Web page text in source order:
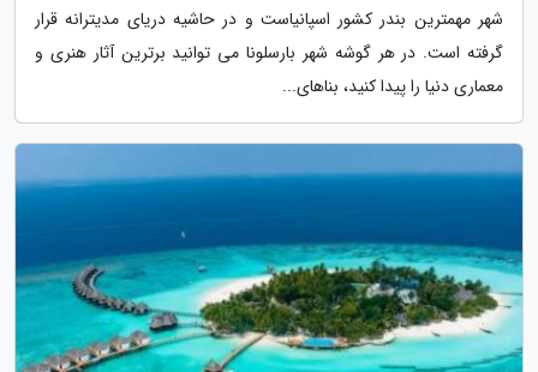
شهر مهمترین بندر کشور اسپانیاست و در حاشیه دریای مدیترانه قرار
گرفته است. در هر گوشه شهر بارسلونا می توانید برترین آثار هنری و
معماری دنیا را پیدا کنید، بناهای...